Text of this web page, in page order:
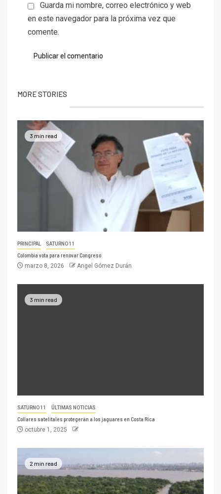
Guarda mi nombre, correo electrónico y web
en este navegador para la próxima vez que
comente.
MORE STORIES
3 min read
PRINCIPAL SATURNO 11
Colombia vota para renovar Congreso
marzo 8, 2026 Angel Gómez Durán
3 min read
SATURNO 11 ÚLTIMAS NOTICIAS
Collares satelitales protegerán a los jaguares en Costa Rica
octubre 1, 2025
2 min read